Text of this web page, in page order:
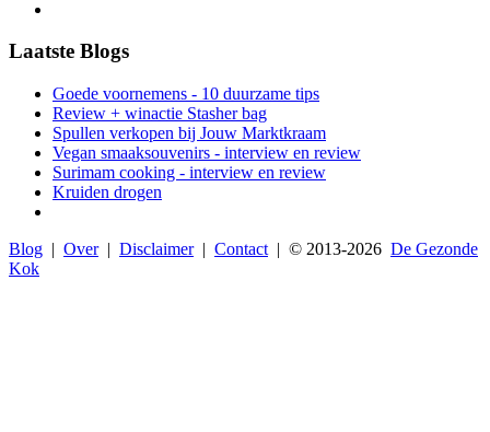
Laatste Blogs
Goede voornemens - 10 duurzame tips
Review + winactie Stasher bag
Spullen verkopen bij Jouw Marktkraam
Vegan smaaksouvenirs - interview en review
Surimam cooking - interview en review
Kruiden drogen
Blog | Over| Disclaimer| Contact | © 2013-2026 De Gezonde
Kok